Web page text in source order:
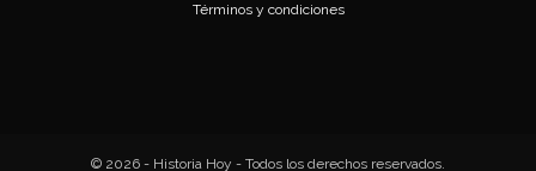
Términos y condiciones
© 2026 - Historia Hoy - Todos los derechos reservados.